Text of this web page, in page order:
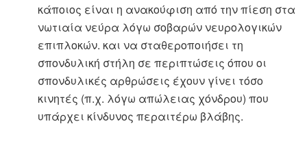
κάποιος είναι η ανακούφιση από την πίεση στα
νωτιαία νεύρα λόγω σοβαρών νευρολογικών
επιπλοκών. και να σταθεροποιήσει τη
σπονδυλική στήλη σε περιπτώσεις όπου οι
σπονδυλικές αρθρώσεις έχουν γίνει τόσο
κινητές (π.χ. λόγω απώλειας χόνδρου) που
υπάρχει κίνδυνος περαιτέρω βλάβης.